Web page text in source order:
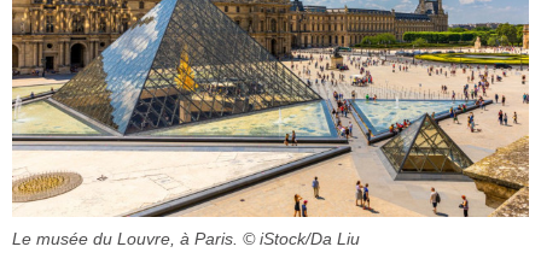
Le musée du Louvre, à Paris. © iStock/Da Liu